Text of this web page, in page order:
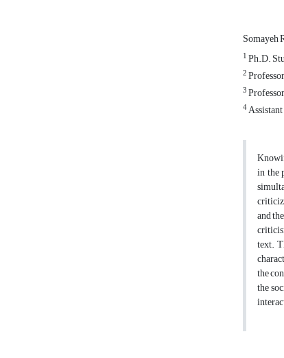
Somayeh
1Ph.D.
2
3
4
in the
and
text.
the
the